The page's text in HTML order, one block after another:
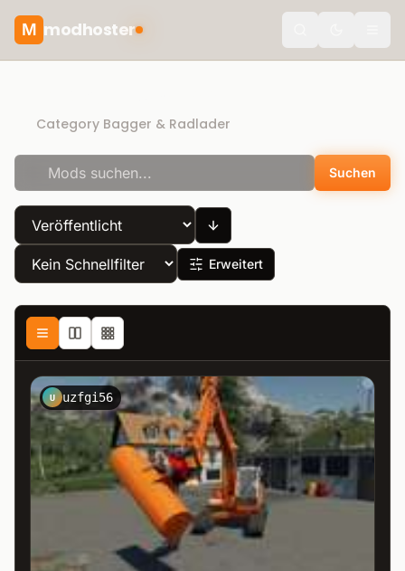
M modhoster
Category Bagger & Radlader
Suchen
Erweitert
U uzfgi56